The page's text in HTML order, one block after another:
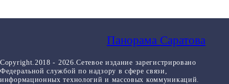
Панорама Саратова
Copyright.2018 - 2026.Сетевое издание зарегистрировано
Федеральной службой по надзору в сфере связи,
информационных технологий и массовых коммуникаций.